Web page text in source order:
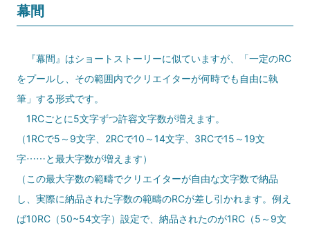
幕間
『幕間』はショートストーリーに似ていますが、「一定のRC
をプールし、その範囲内でクリエイターが何時でも自由に執
筆」する形式です。
1RCごとに5文字ずつ許容文字数が増えます。
（1RCで5～9文字、2RCで10～14文字、3RCで15～19文
字……と最大字数が増えます）
（この最大字数の範疇でクリエイターが自由な文字数で納品
し、実際に納品された字数の範疇のRCが差し引かれます。例え
ば10RC（50~54文字）設定で、納品されたのが1RC（5～9文